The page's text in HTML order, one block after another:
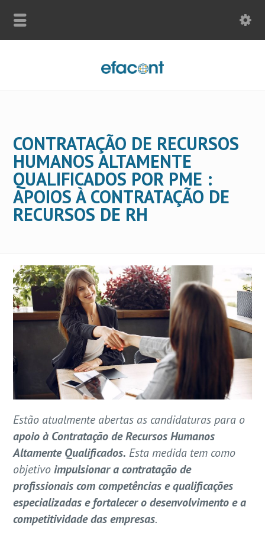
CONTRATAÇÃO DE RECURSOS
HUMANOS ALTAMENTE
QUALIFICADOS POR PME :
APOIOS À CONTRATAÇÃO DE
RECURSOS DE RH
Estão atualmente abertas as candidaturas para o
apoio à Contratação de Recursos Humanos
Altamente Qualificados. Esta medida tem como
objetivoimpulsionar a contratação de
profissionais com competências e qualificações
especializadas e fortalecer o desenvolvimento e a
competitividade das empresas.